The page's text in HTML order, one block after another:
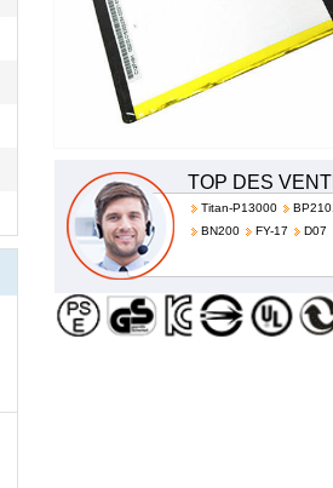
TOP DES
Titan-P13000
BN200
FY-17 D07